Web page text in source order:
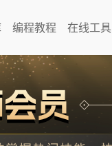
编程教程 在线工具